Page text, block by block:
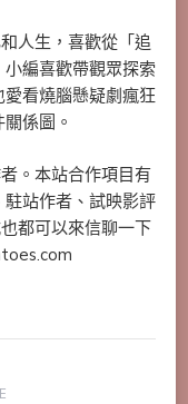
人生，喜歡從「追
編喜歡帶觀眾探索
看燒腦懸疑劇瘋狂
係圖。
。本站合作項目有
站作者、試映影評
都可以來信聊一下